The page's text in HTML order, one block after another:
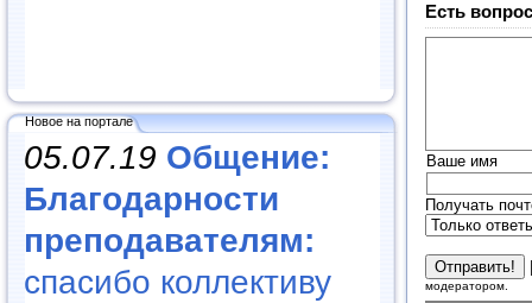
Новое на портале
05.07.19 Общение:
Благодарности
преподавателям:
спасибо коллективу
Есть
Ваше имя
Получать
модератором.